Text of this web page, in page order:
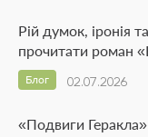
Рій думок, іронія
прочитати роман
02.07.2026
Блог
«Подвиги